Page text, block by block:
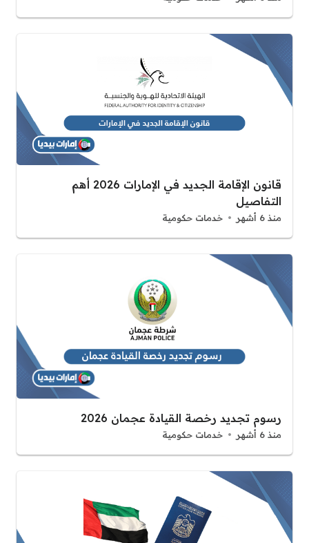
قانون الإقامة الجديد في الإمارات 2026 أهم
التفاصيل
منذ 6 أشهر خدمات حكومية
رسوم تجديد رخصة القيادة عجمان 2026
منذ 6 أشهر خدمات حكومية